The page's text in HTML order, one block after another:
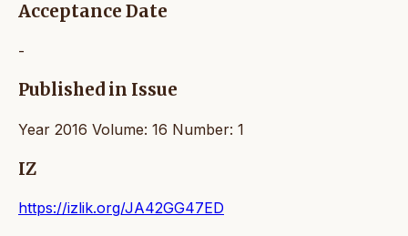
Acceptance Date
-
Published in Issue
Year 2016 Volume: 16 Number: 1
IZ
https://izlik.org/JA42GG47ED